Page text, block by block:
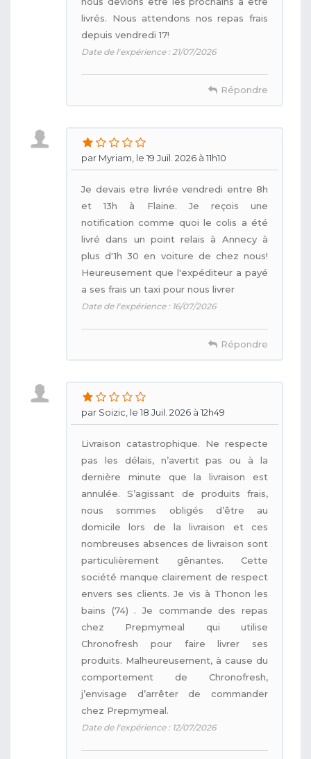
livrés. Nous attendons nos repas frais
depuis vendredi 17!
Date de l'expérience : 21/07/2026
Répondre
par Myriam, le 19 Juil. 2026 à 11h10
Je devais etre livrée vendredi entre 8h
et 13h à Flaine. Je reçois une
notification comme quoi le colis a été
livré dans un point relais à Annecy à
plus d'1h 30 en voiture de chez nous!
Heureusement que l'expéditeur a payé
a ses frais un taxi pour nous livrer
Date de l'expérience : 16/07/2026
Répondre
par Soizic, le 18 Juil. 2026 à 12h49
Livraison catastrophique. Ne respecte
pas les délais, n’avertit pas ou à la
dernière minute que la livraison est
annulée. S’agissant de produits frais,
nous sommes obligés d’être au
domicile lors de la livraison et ces
nombreuses absences de livraison sont
particulièrement gênantes. Cette
société manque clairement de respect
envers ses clients. Je vis à Thonon les
bains (74) . Je commande des repas
chez Prepmymeal qui utilise
Chronofresh pour faire livrer ses
produits. Malheureusement, à cause du
comportement de Chronofresh,
j’envisage d’arrêter de commander
chez Prepmymeal.
Date de l'expérience : 12/07/2026